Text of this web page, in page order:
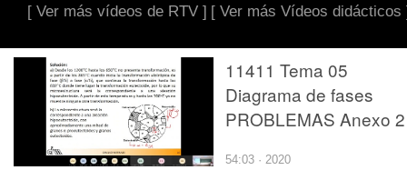
[ Ver más vídeos de RTV ] [ Ver más Vídeos didácticos
11411 Tema 05
Diagrama de fases
PROBLEMAS Anexo 2
54:03 · 2020